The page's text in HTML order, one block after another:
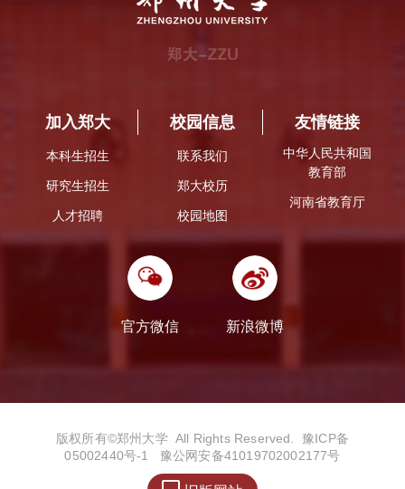
加入郑大
本科生招生
研究生招生
人才招聘
校园信息
联系我们
郑大校历
校园地图
友情链接
中华人民共和国
教育部
河南省教育厅
官方微信 新浪微博
版权所有©️郑州大学 All Rights Reserved.豫ICP备
05002440号-1
豫公网安备41019702002177号